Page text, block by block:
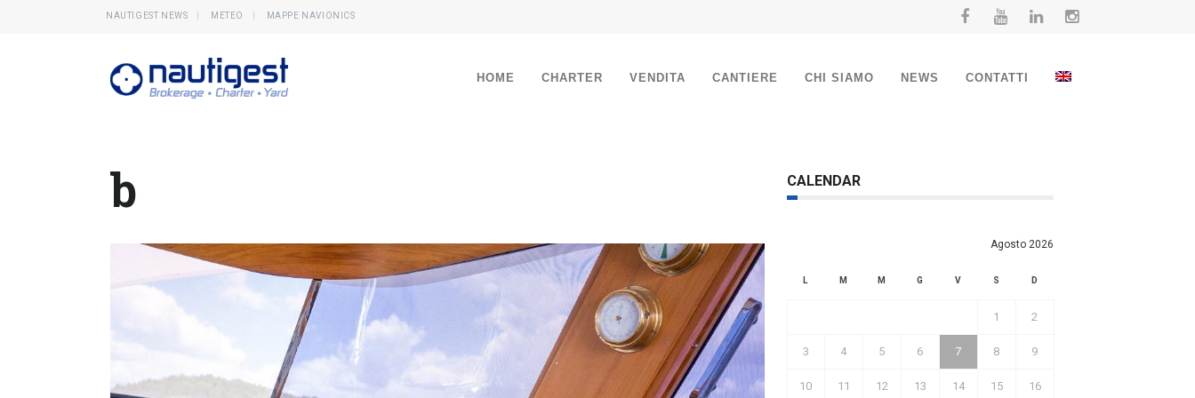
NAUTIGEST NEWS METEO MAPPE NAVIONICS
HOME CHARTER VENDITA CANTIERE CHI SIAMO NEWS CONTATTI
b CALENDAR
Agosto 2026
L M M G V S D
1 2
3 4 5 6 7 8 9
10 11 12 13 14 15 16